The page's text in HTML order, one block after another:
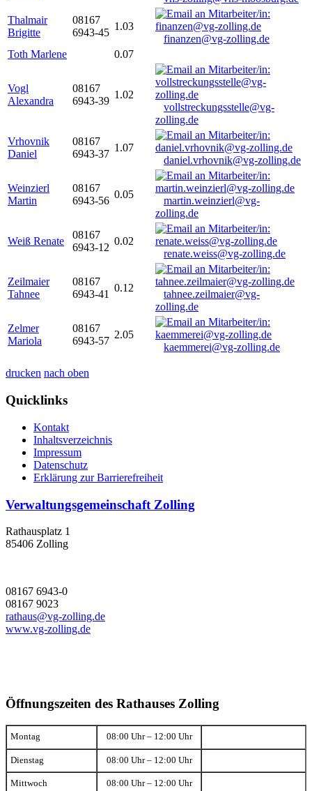
Thalmair
Brigitte
08167
6943-45
1.03
finanzen@vg-zolling.de
Toth Marlene
0.07
Vogl
Alexandra
08167
6943-39
1.02
vollstreckungsstelle@vg-
zolling.de
Vrhovnik
Daniel
08167
6943-37
1.07
daniel.vrhovnik@vg-zolling.de
Weinzierl
Martin
08167
6943-56
0.05
martin.weinzierl@vg-
zolling.de
Weiß Renate
08167
6943-12
0.02
renate.weiss@vg-zolling.de
Zeilmaier
Tahnee
08167
6943-41
0.12
tahnee.zeilmaier@vg-
zolling.de
Zelmer
Mariola
08167
6943-57
2.05
kaemmerei@vg-zolling.de
drucken nach oben
Quicklinks
Kontakt
Inhaltsverzeichnis
Impressum
Datenschutz
Erklärung zur Barrierefreiheit
Verwaltungsgemeinschaft Zolling
Rathausplatz 1
85406 Zolling
08167 6943-0
08167 9023
rathaus@vg-zolling.de
www.vg-zolling.de
Öffnungszeiten des Rathauses Zolling
Montag 08:00 Uhr – 12:00 Uhr
Dienstag 08:00 Uhr – 12:00 Uhr
Mittwoch 08:00 Uhr – 12:00 Uhr